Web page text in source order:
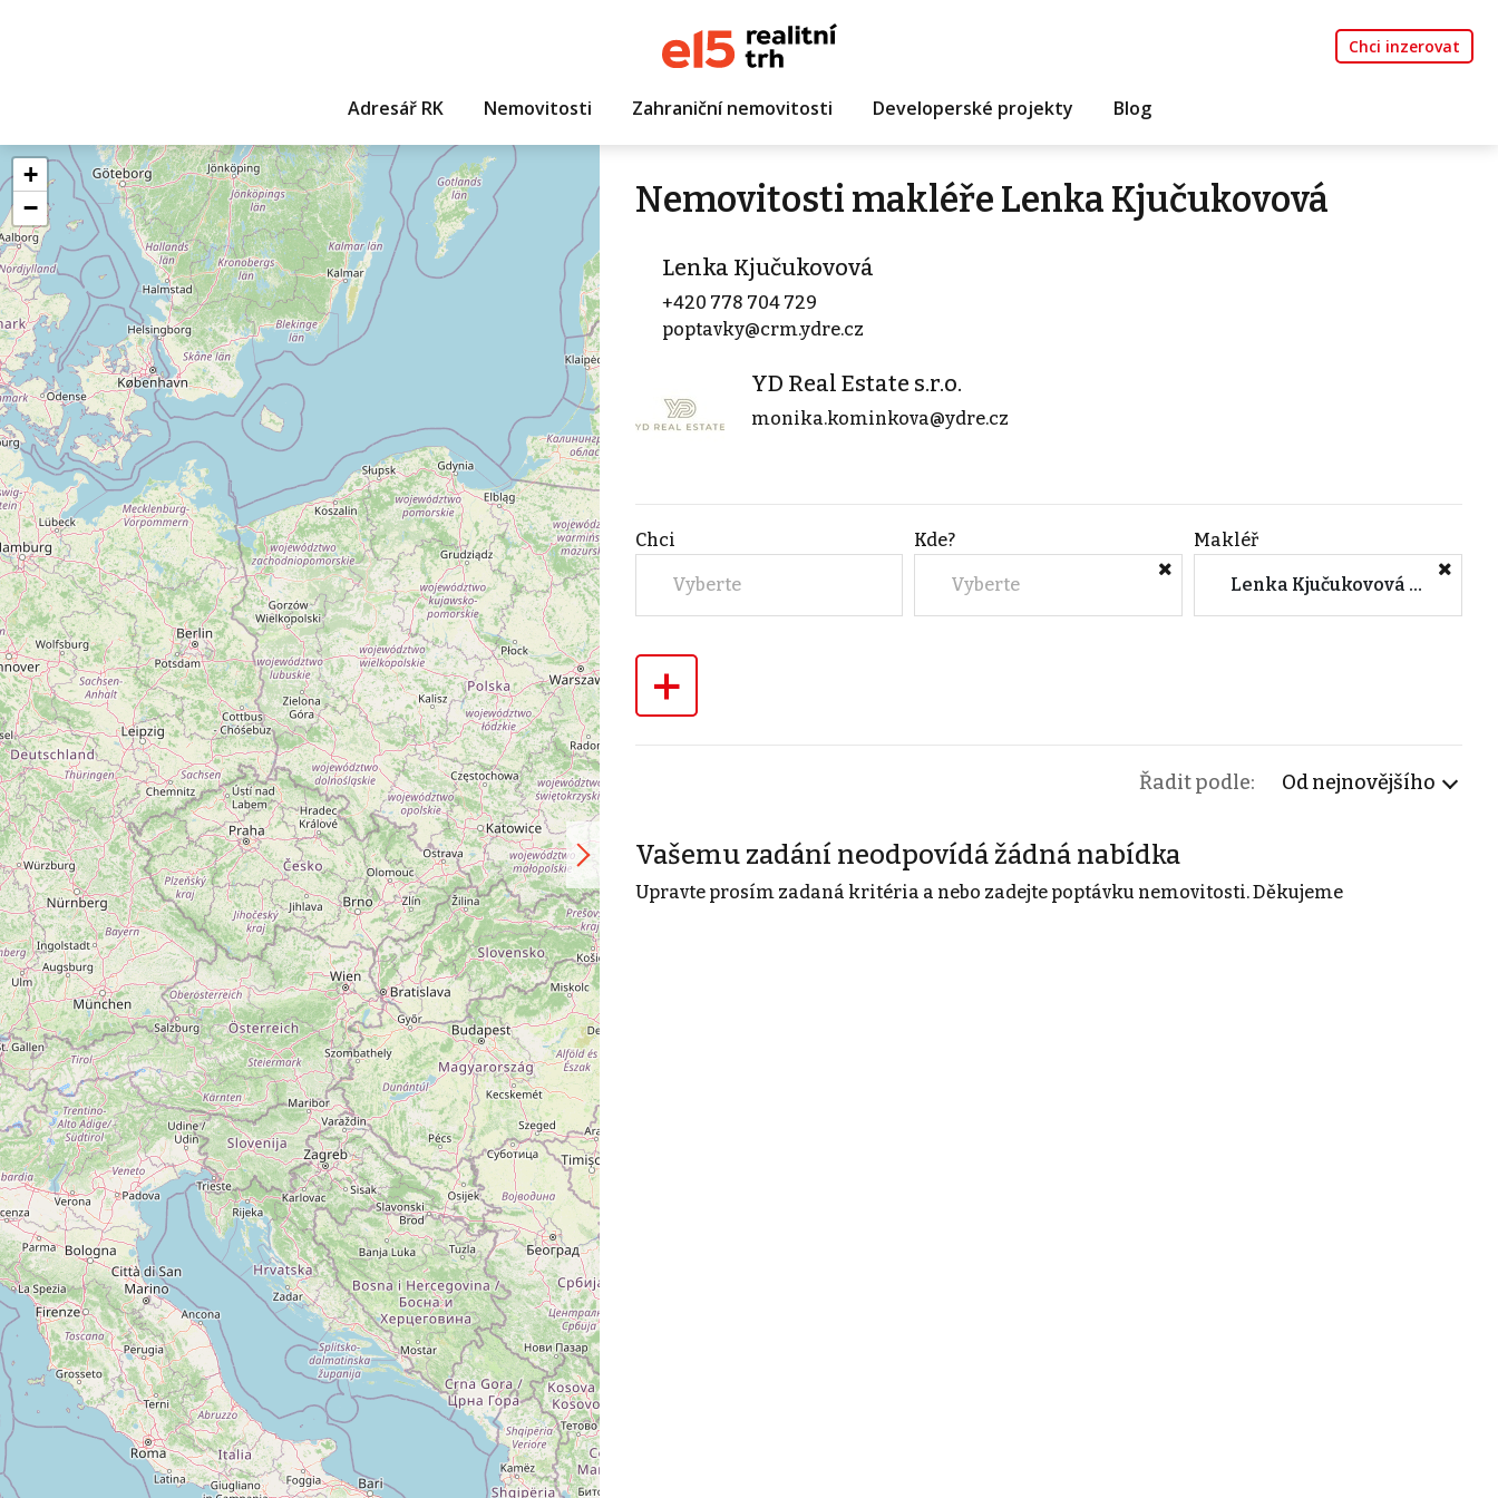
Chci inzerovat
Adresář RK Nemovitosti Zahraniční nemovitosti Developerské projekty Blog
+
−
Nemovitosti makléře Lenka Kjučukovová
Lenka Kjučukovová
+420 778 704 729
poptavky@crm.ydre.cz
YD Real Estate s.r.o.
monika.kominkova@ydre.cz
Chci
Vyberte
Kde?
Vyberte
Makléř
Lenka Kjučukovová (YD Real Estate s.r.o.)
+
Řadit podle: Od nejnovějšího
Vašemu zadání neodpovídá žádná nabídka
Upravte prosím zadaná kritéria a nebo zadejte poptávku nemovitosti. Děkujeme